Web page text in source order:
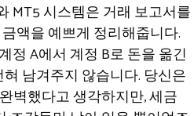
MT5 시스템은 거래 보고서를
액을 예쁘게 정리해줍니다.
정 A에서 계정 B로 돈을 옮긴
남겨주지 않습니다. 당신은
벽했다고 생각하지만, 세금